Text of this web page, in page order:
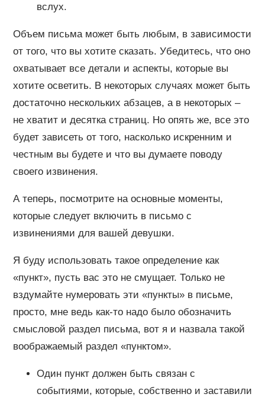
вслух.
Объем письма может быть любым, в зависимости
от того, что вы хотите сказать. Убедитесь, что оно
охватывает все детали и аспекты, которые вы
хотите осветить. В некоторых случаях может быть
достаточно нескольких абзацев, а в некоторых –
не хватит и десятка страниц. Но опять же, все это
будет зависеть от того, насколько искренним и
честным вы будете и что вы думаете поводу
своего извинения.
А теперь, посмотрите на основные моменты,
которые следует включить в письмо с
извинениями для вашей девушки.
Я буду использовать такое определение как
«пункт», пусть вас это не смущает. Только не
вздумайте нумеровать эти «пункты» в письме,
просто, мне ведь как-то надо было обозначить
смысловой раздел письма, вот я и назвала такой
воображаемый раздел «пунктом».
Один пункт должен быть связан с
событиями, которые, собственно и заставили